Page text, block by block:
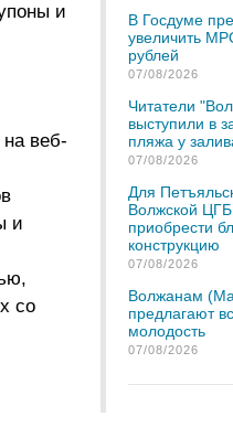
и
веб-
и
со
В Госдуме
увеличить
рублей
07/08/2026
Читатели
выступили в
пляжа у
07/08/2026
Для
Волжской
приобрести
конструкцию
07/08/2026
Волжанам
предлагают
молодость
07/08/2026